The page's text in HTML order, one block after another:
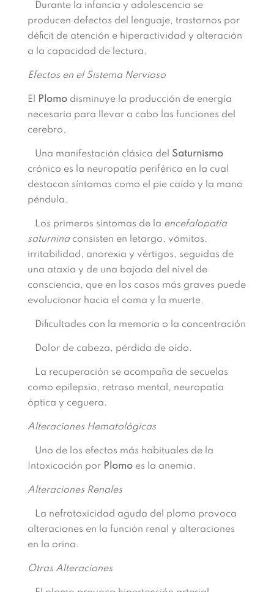
Durante la infancia y adolescencia se
producen defectos del lenguaje, trastornos por
déficit de atención e hiperactividad y alteración
a la capacidad de lectura.
Efectos en el Sistema Nervioso
El Plomodisminuye la producción de energía
necesaria para llevar a cabo las funciones del
cerebro.
Una manifestación clásica del Saturnismo
crónico es la neuropatía periférica en la cual
destacan síntomas como el pie caído y la mano
péndula.
Los primeros síntomas de la encefalopatía
saturninaconsisten en letargo, vómitos,
irritabilidad, anorexia y vértigos, seguidas de
una ataxia y de una bajada del nivel de
consciencia, que en los casos más graves puede
evolucionar hacia el coma y la muerte.
Dificultades con la memoria o la concentración
Dolor de cabeza, pérdida de oído.
La recuperación se acompaña de secuelas
como epilepsia, retraso mental, neuropatía
óptica y ceguera.
Alteraciones Hematológicas
Uno de los efectos más habituales de la
Intoxicación por Plomoes la anemia.
Alteraciones Renales
La nefrotoxicidad aguda del plomo provoca
alteraciones en la función renal y alteraciones
en la orina.
Otras Alteraciones